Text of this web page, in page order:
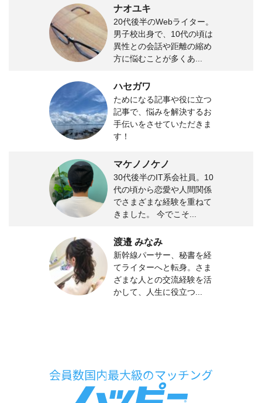
ナオユキ
20代後半のWebライター。
男子校出身で、10代の頃は
異性との会話や距離の縮め
方に悩むことが多くあ...
ハセガワ
ためになる記事や役に立つ
記事で、悩みを解決するお
手伝いをさせていただきま
す！
マケノノケノ
30代後半のIT系会社員。10
代の頃から恋愛や人間関係
でさまざまな経験を重ねて
きました。 今でこそ...
渡邉 みなみ
新幹線パーサー、秘書を経
てライターへと転身。さま
ざまな人との交流経験を活
かして、人生に役立つ...